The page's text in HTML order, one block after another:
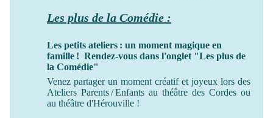
Les plus de la Comédie :
Les petits ateliers : un moment magique en
famille ! Rendez-vous dans l'onglet "Les plus de
la Comédie"
Venez partager un moment créatif et joyeux lors des
Ateliers Parents / Enfants au théâtre des Cordes ou
au théâtre d'Hérouville !